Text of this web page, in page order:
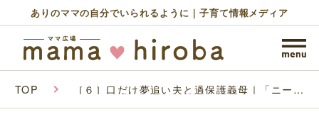
ありのママの自分でいられるように｜子育て情報メディア
TOP ［６］口だけ夢追い夫と過保護義母｜「ニート
妻が夫を問い詰める